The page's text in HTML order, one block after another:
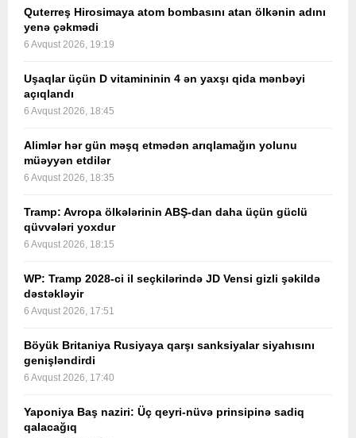
Quterreş Hirosimaya atom bombasını atan ölkənin adını
yenə çəkmədi
6 Avqust 2026, 19:19
Uşaqlar üçün D vitamininin 4 ən yaxşı qida mənbəyi
açıqlandı
6 Avqust 2026, 18:45
Alimlər hər gün məşq etmədən arıqlamağın yolunu
müəyyən etdilər
6 Avqust 2026, 18:35
Tramp: Avropa ölkələrinin ABŞ-dan daha üçün güclü
qüvvələri yoxdur
6 Avqust 2026, 18:15
WP: Tramp 2028-ci il seçkilərində JD Vensi gizli şəkildə
dəstəkləyir
6 Avqust 2026, 17:51
Böyük Britaniya Rusiyaya qarşı sanksiyalar siyahısını
genişləndirdi
6 Avqust 2026, 17:40
Yaponiya Baş naziri: Üç qeyri-nüvə prinsipinə sadiq
qalacağıq